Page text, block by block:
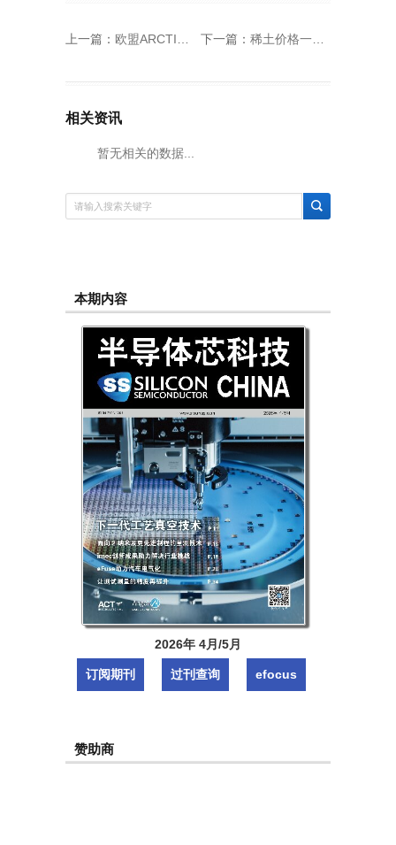
上一篇： 欧盟ARCTIC项目携手迈向量子处理器可扩展控制技术时代 下一篇： 稀土价格一年翻番！中国管制效果显著！
相关资讯
暂无相关的数据...
本期内容
2026年 4月/5月
订阅期刊 过刊查询 efocus
赞助商